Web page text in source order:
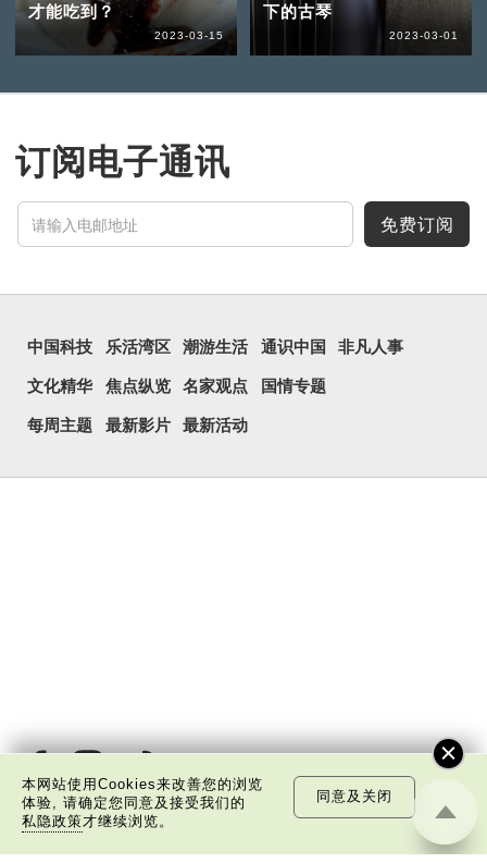
才能吃到？
2023-03-15
下的古琴
2023-03-01
订阅电子通讯
免费订阅
中国科技 乐活湾区 潮游生活 通识中国 非凡人事
文化精华 焦点纵览 名家观点 国情专题
每周主题 最新影片 最新活动
本网站使用Cookies来改善您的浏览
体验, 请确定您同意及接受我们的
私隐政策才继续浏览。
同意及关闭